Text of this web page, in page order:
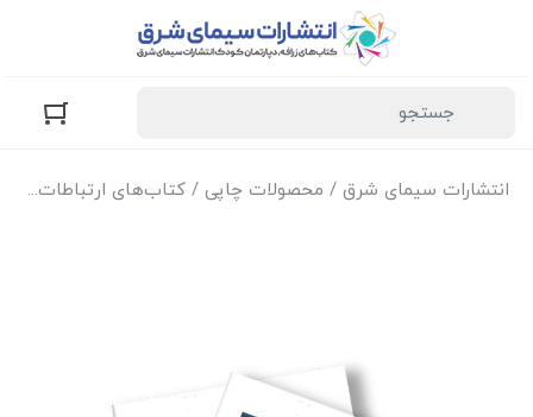
انتشارات سیمای شرق / محصولات چاپی / کتاب‌های ارتباطات/